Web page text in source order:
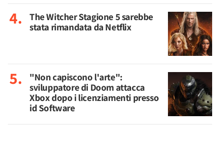
The Witcher Stagione 5 sarebbe
stata rimandata da Netflix
"Non capiscono l'arte":
sviluppatore di Doom attacca
Xbox dopo i licenziamenti presso
id Software